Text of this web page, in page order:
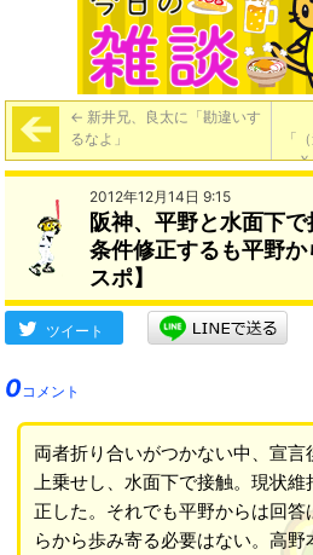
← 新井兄、良太に「勘違いす
るなよ」
「
か
2012年12月14日 9:15
阪神、平野と水面下
条件修正するも平野
スポ】
ツイート
0コメント
両者折り合いがつかない中、宣
上乗せし、水面下で接触。現状
正した。それでも平野からは回
らから歩み寄る必要はない。高